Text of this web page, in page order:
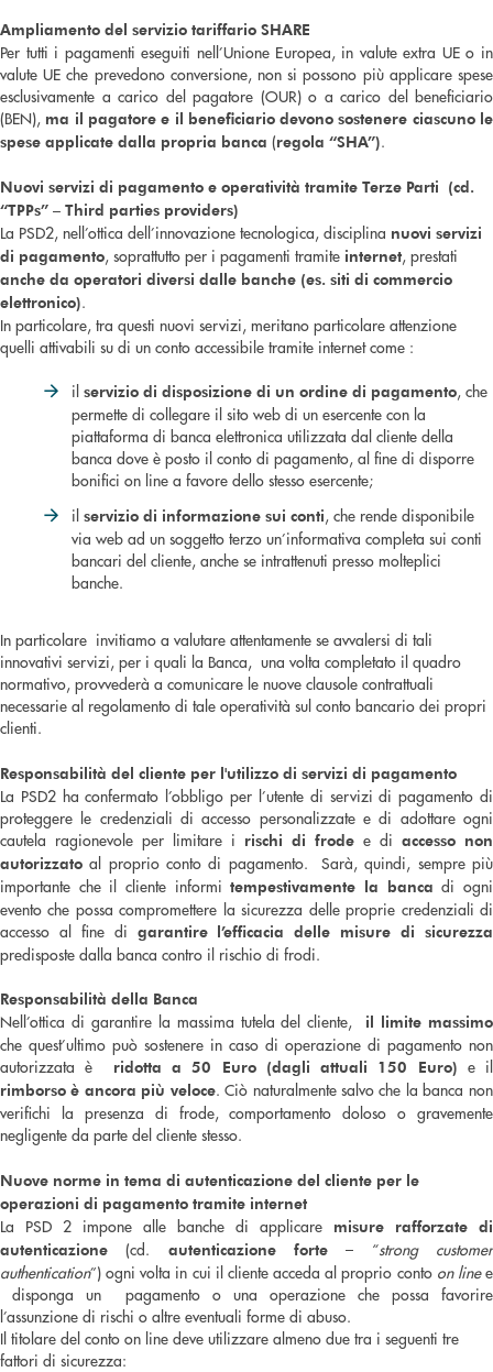
Ampliamento del servizio tariffario SHARE
Per tutti i pagamenti eseguiti nell’Unione Europea, in valute extra UE o in
valute UE che prevedono conversione, non si possono più applicare spese
esclusivamente a carico del pagatore (OUR) o a carico del beneficiario
(BEN), ma il pagatore e il beneficiario devono sostenere ciascuno le
spese applicate dalla propria banca (regola “SHA”).
Nuovi servizi di pagamento e operatività tramite Terze Parti (cd.
“TPPs” – Third parties providers)
La PSD2, nell’ottica dell’innovazione tecnologica, disciplina nuovi servizi
di pagamento, soprattutto per i pagamenti tramite internet, prestati
anche da operatori diversi dalle banche (es. siti di commercio
elettronico).
In particolare, tra questi nuovi servizi, meritano particolare attenzione
quelli attivabili su di un conto accessibile tramite internet come :
il servizio di disposizione di un ordine di pagamento, che
permette di collegare il sito web di un esercente con la
piattaforma di banca elettronica utilizzata dal cliente della
banca dove è posto il conto di pagamento, al fine di disporre
bonifici on line a favore dello stesso esercente;
il servizio di informazione sui conti, che rende disponibile
via web ad un soggetto terzo un’informativa completa sui conti
bancari del cliente, anche se intrattenuti presso molteplici
banche.
In particolare invitiamo a valutare attentamente se avvalersi di tali
innovativi servizi, per i quali la Banca, una volta completato il quadro
normativo, provvederà a comunicare le nuove clausole contrattuali
necessarie al regolamento di tale operatività sul conto bancario dei propri
clienti.
Responsabilità del cliente per l'utilizzo di servizi di pagamento
La PSD2 ha confermato l’obbligo per l’utente di servizi di pagamento di
proteggere le credenziali di accesso personalizzate e di adottare ogni
cautela ragionevole per limitare i rischi di frode e di accesso non
autorizzato al proprio conto di pagamento. Sarà, quindi, sempre più
importante che il cliente informi tempestivamente la bancadi ogni
evento che possa compromettere la sicurezza delle proprie credenziali di
accesso al fine di garantire l’efficacia delle misure di sicurezza
predisposte dalla banca contro il rischio di frodi.
Responsabilità della Banca
Nell’ottica di garantire la massima tutela del cliente, il limite massimo
che quest’ultimo può sostenere in caso di operazione di pagamento non
autorizzata è ridotta a 50 Euro (dagli attuali 150 Euro) e il
rimborso è ancora più veloce. Ciò naturalmente salvo che la banca non
verifichi la presenza di frode, comportamento doloso o gravemente
negligente da parte del cliente stesso.
Nuove norme in tema di autenticazione del cliente per le
operazioni di pagamento tramite internet
La PSD 2 impone alle banche di applicare misure rafforzate di
autenticazione (cd. autenticazione forte – “strong customer
authentication”) ogni volta in cui il cliente acceda al proprio conto on linee
disponga un pagamento o una operazione che possa favorire
l’assunzione di rischi o altre eventuali forme di abuso.
Il titolare del conto on line deve utilizzare almeno due tra i seguenti tre
fattori di sicurezza: